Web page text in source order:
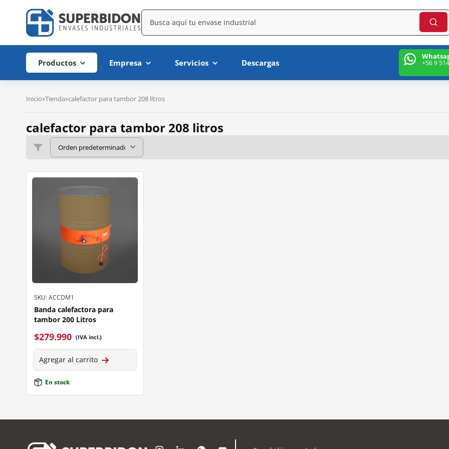
Productos Empresa Servicios Descargas +56 9
Inicio Tienda calefactor para tambor 208 litros
calefactor para tambor 208 litros
SKU: ACCDM1
Banda calefactora para
tambor 200 Litros
$279.990 (IVA incl.)
Agregar al carrito
En stock